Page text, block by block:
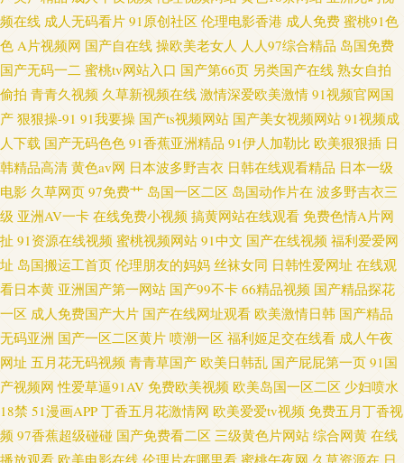
频在线 成人无码看片 91原创社区 伦理电影香港 成人免费 蜜桃91色
色 A片视频网 国产自在线 操欧美老女人 人人97综合精品 岛国免费
国产无码一二 蜜桃tv网站入口 国产第66页 另类国产在线 熟女自拍
偷拍 青青久视频 久草新视频在线 激情深爱欧美激情 91视频官网国
产 狠狠操-91 91我要操 国产ts视频网站 国产美女视频网站 91视频成
人下载 国产无码色色 91香蕉亚洲精品 91伊人加勒比 欧美狠狠插 日
韩精品高清 黄色av网 日本波多野吉衣 日韩在线观看精品 日本一级
电影 久草网页 97免费艹 岛国一区二区 岛国动作片在 波多野吉衣三
级 亚洲AV一卡 在线免费小视频 搞黄网站在线观看 免费色情A片网
扯 91资源在线视频 蜜桃视频网站 91中文 国产在线视频 福利爱爱网
址 岛国搬运工首页 伦理朋友的妈妈 丝袜女同 日韩性爱网址 在线观
看日本黄 亚洲国产第一网站 国产99不卡 66精品视频 国产精品探花
一区 成人免费国产大片 国产在线网址观看 欧美激情日韩 国产精品
无码亚洲 国产一区二区黄片 喷潮一区 福利姬足交在线看 成人午夜
网址 五月花无码视频 青青草国产 欧美日韩乱 国产屁屁第一页 91国
产视频网 性爱草逼91AV 免费欧美视频 欧美岛国一区二区 少妇喷水
18禁 51漫画APP 丁香五月花激情网 欧美爱爱tv视频 免费五月丁香视
频 97香蕉超级碰碰 国产免费看二区 三级黄色片网站 综合网黄 在线
播放观看 欧美电影在线 伦理片在哪里看 蜜桃午夜网 久草资源在 日